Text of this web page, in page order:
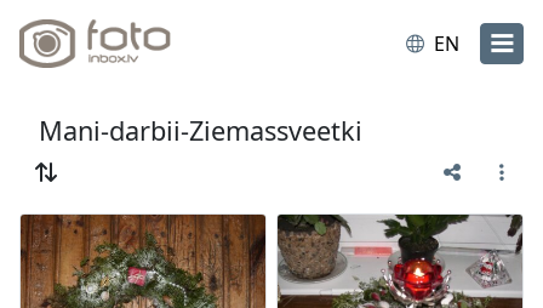
EN
Mani-darbii-Ziemassveetki